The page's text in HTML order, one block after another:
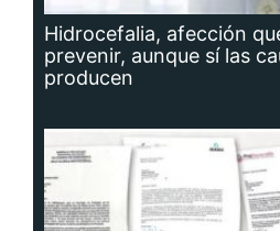
Hidrocefalia, afección
prevenir, aunque sí las
producen